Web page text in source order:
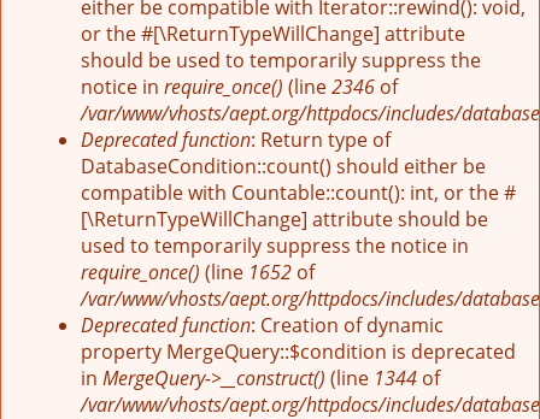
either be compatible with Iterator::rewind(): void,
or the #[\ReturnTypeWillChange] attribute
should be used to temporarily suppress the
notice in require_once() (line2346 of
/var/www/vhosts/aept.org/httpdocs/includes/
Deprecated function: Return type of
DatabaseCondition::count() should either be
compatible with Countable::count(): int, or the #
[\ReturnTypeWillChange] attribute should be
used to temporarily suppress the notice in
require_once() (line 1652 of
/var/www/vhosts/aept.org/httpdocs/includes/
Deprecated function: Creation of dynamic
property MergeQuery::$condition is deprecated
in MergeQuery->__construct() (line 1344 of
/var/www/vhosts/aept.org/httpdocs/includes/